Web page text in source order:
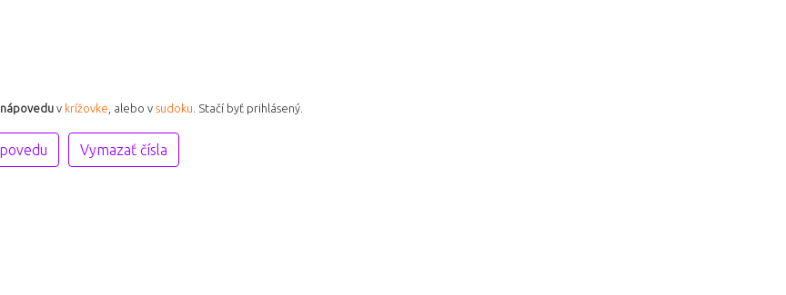
nápovedu v krížovke , alebo v sudoku . Stačí byť prihlásený.